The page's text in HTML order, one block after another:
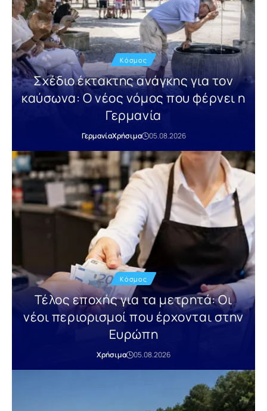
Κόσμος
Σχέδιο έκτακτης ανάγκης για τον
καύσωνα: Ο νέος νόμος που φέρνει η
Γερμανία
ΓερμανίαΧρήσιμα 05.08.2026
Κόσμος
Τέλος εποχής για τα μετρητά: Οι
νέοι περιορισμοί που έρχονται στην
Ευρώπη
Χρήσιμα 05.08.2026